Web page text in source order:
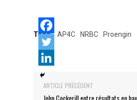
Tags: AP4C NRBC Proengin
ARTICLE PRÉCÉDENT
John Cockerill entre résultats en